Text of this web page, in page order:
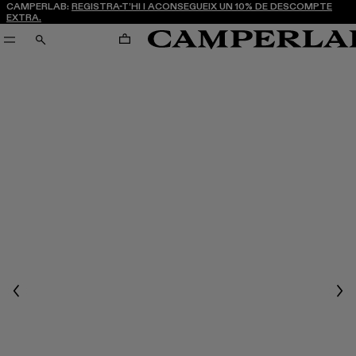
CAMPERLAB: REGISTRA-T’HI I ACONSEGUEIX UN 10% DE DESCOMPTE
EXTRA.
CERCA CARRO
Previous